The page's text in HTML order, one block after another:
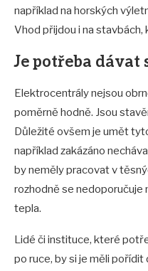
například na horských
Vhod přijdou i na stavbách,
Je potřeba dávat
Elektrocentrály nejsou
poměrně hodně. Jsou
Důležité ovšem je umět
například zakázáno
by neměly pracovat v
rozhodně se nedoporučuje
tepla.
Lidé či instituce, které
po ruce, by si je měli